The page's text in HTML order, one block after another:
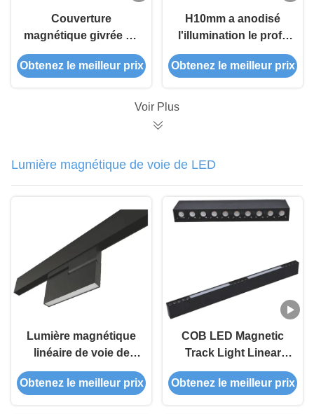
Couverture
magnétique givrée du
diffuseur PMMA de
WithPC de profil de
Obtenez le meilleur prix
H10mm a anodisé
l'illumination le profil
mené en aluminium
que magnétique a
Obtenez le meilleur prix
Voir Plus
Lumière magnétique de voie de LED
Lumière magnétique
linéaire de voie de
C.P. LED de l'ÉPI 90
d'éclairage
Obtenez le meilleur prix
COB LED Magnetic
Track Light Linear
System Recessed
Type DC24V 5W
Obtenez le meilleur prix